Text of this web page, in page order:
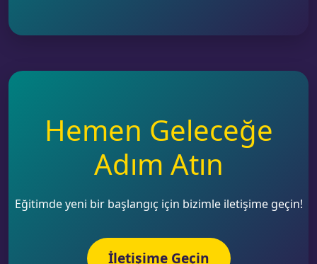
Hemen Geleceğe
Adım Atın
Eğitimde yeni bir başlangıç için bizimle iletişime geçin!
İletişime Geçin